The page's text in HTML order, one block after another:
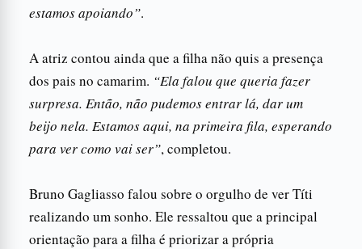
estamos apoiando”.
A atriz contou ainda que a filha não quis a presença
dos pais no camarim. “Ela falou que queria fazer
surpresa. Então, não pudemos entrar lá, dar um
beijo nela. Estamos aqui, na primeira fila, esperando
para ver como vai ser”, completou.
Bruno Gagliasso falou sobre o orgulho de ver Títi
realizando um sonho. Ele ressaltou que a principal
orientação para a filha é priorizar a própria